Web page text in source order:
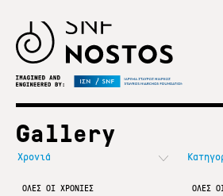
Gallery
ΟΛΕΣ ΟΙ ΧΡΟΝΙΕΣ ΟΛΕΣ